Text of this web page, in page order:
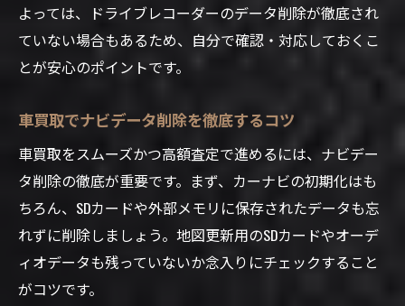
よっては、ドライブレコーダーのデータ削除が徹底され
ていない場合もあるため、自分で確認・対応しておくこ
とが安心のポイントです。
車買取でナビデータ削除を徹底するコツ
車買取をスムーズかつ高額査定で進めるには、ナビデー
タ削除の徹底が重要です。まず、カーナビの初期化はも
ちろん、SDカードや外部メモリに保存されたデータも忘
れずに削除しましょう。地図更新用のSDカードやオーデ
ィオデータも残っていないか念入りにチェックすること
がコツです。